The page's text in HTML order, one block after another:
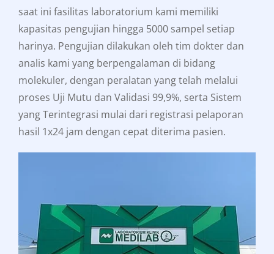
saat ini fasilitas laboratorium kami memiliki
kapasitas pengujian hingga 5000 sampel setiap
harinya. Pengujian dilakukan oleh tim dokter dan
analis kami yang berpengalaman di bidang
molekuler, dengan peralatan yang telah melalui
proses Uji Mutu dan Validasi 99,9%, serta Sistem
yang Terintegrasi mulai dari registrasi pelaporan
hasil 1x24 jam dengan cepat diterima pasien.